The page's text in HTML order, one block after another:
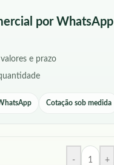
por WhatsApp
e prazo
Cotação sob medida
- +